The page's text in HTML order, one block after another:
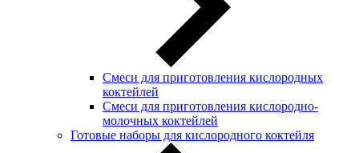
Смеси для приготовления кислородных
коктейлей
Смеси для приготовления кислородно-
молочных коктейлей
Готовые наборы для кислородного коктейля